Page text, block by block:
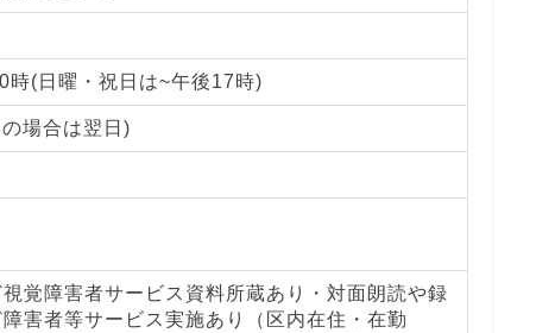
時(日曜・祝日は~午後17時)
場合は翌日)
覚障害者サービス資料所蔵あり・対面朗読や録
害者等サービス実施あり（区内在住・在勤